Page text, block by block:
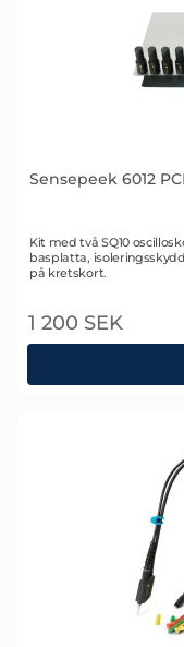
Sensepeek 6012
Art. nr 2479
Kit med två SQ10
basplatta,
på kretskort.
1 200 SEK